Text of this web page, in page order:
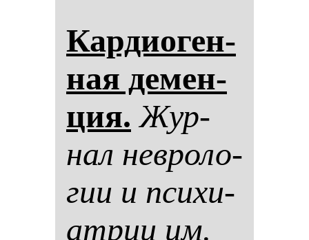
Кар­ди­оген­
ная де­мен­
ция. Жур­
нал нев­ро­ло­
гии и пси­хи­
ат­рии им.